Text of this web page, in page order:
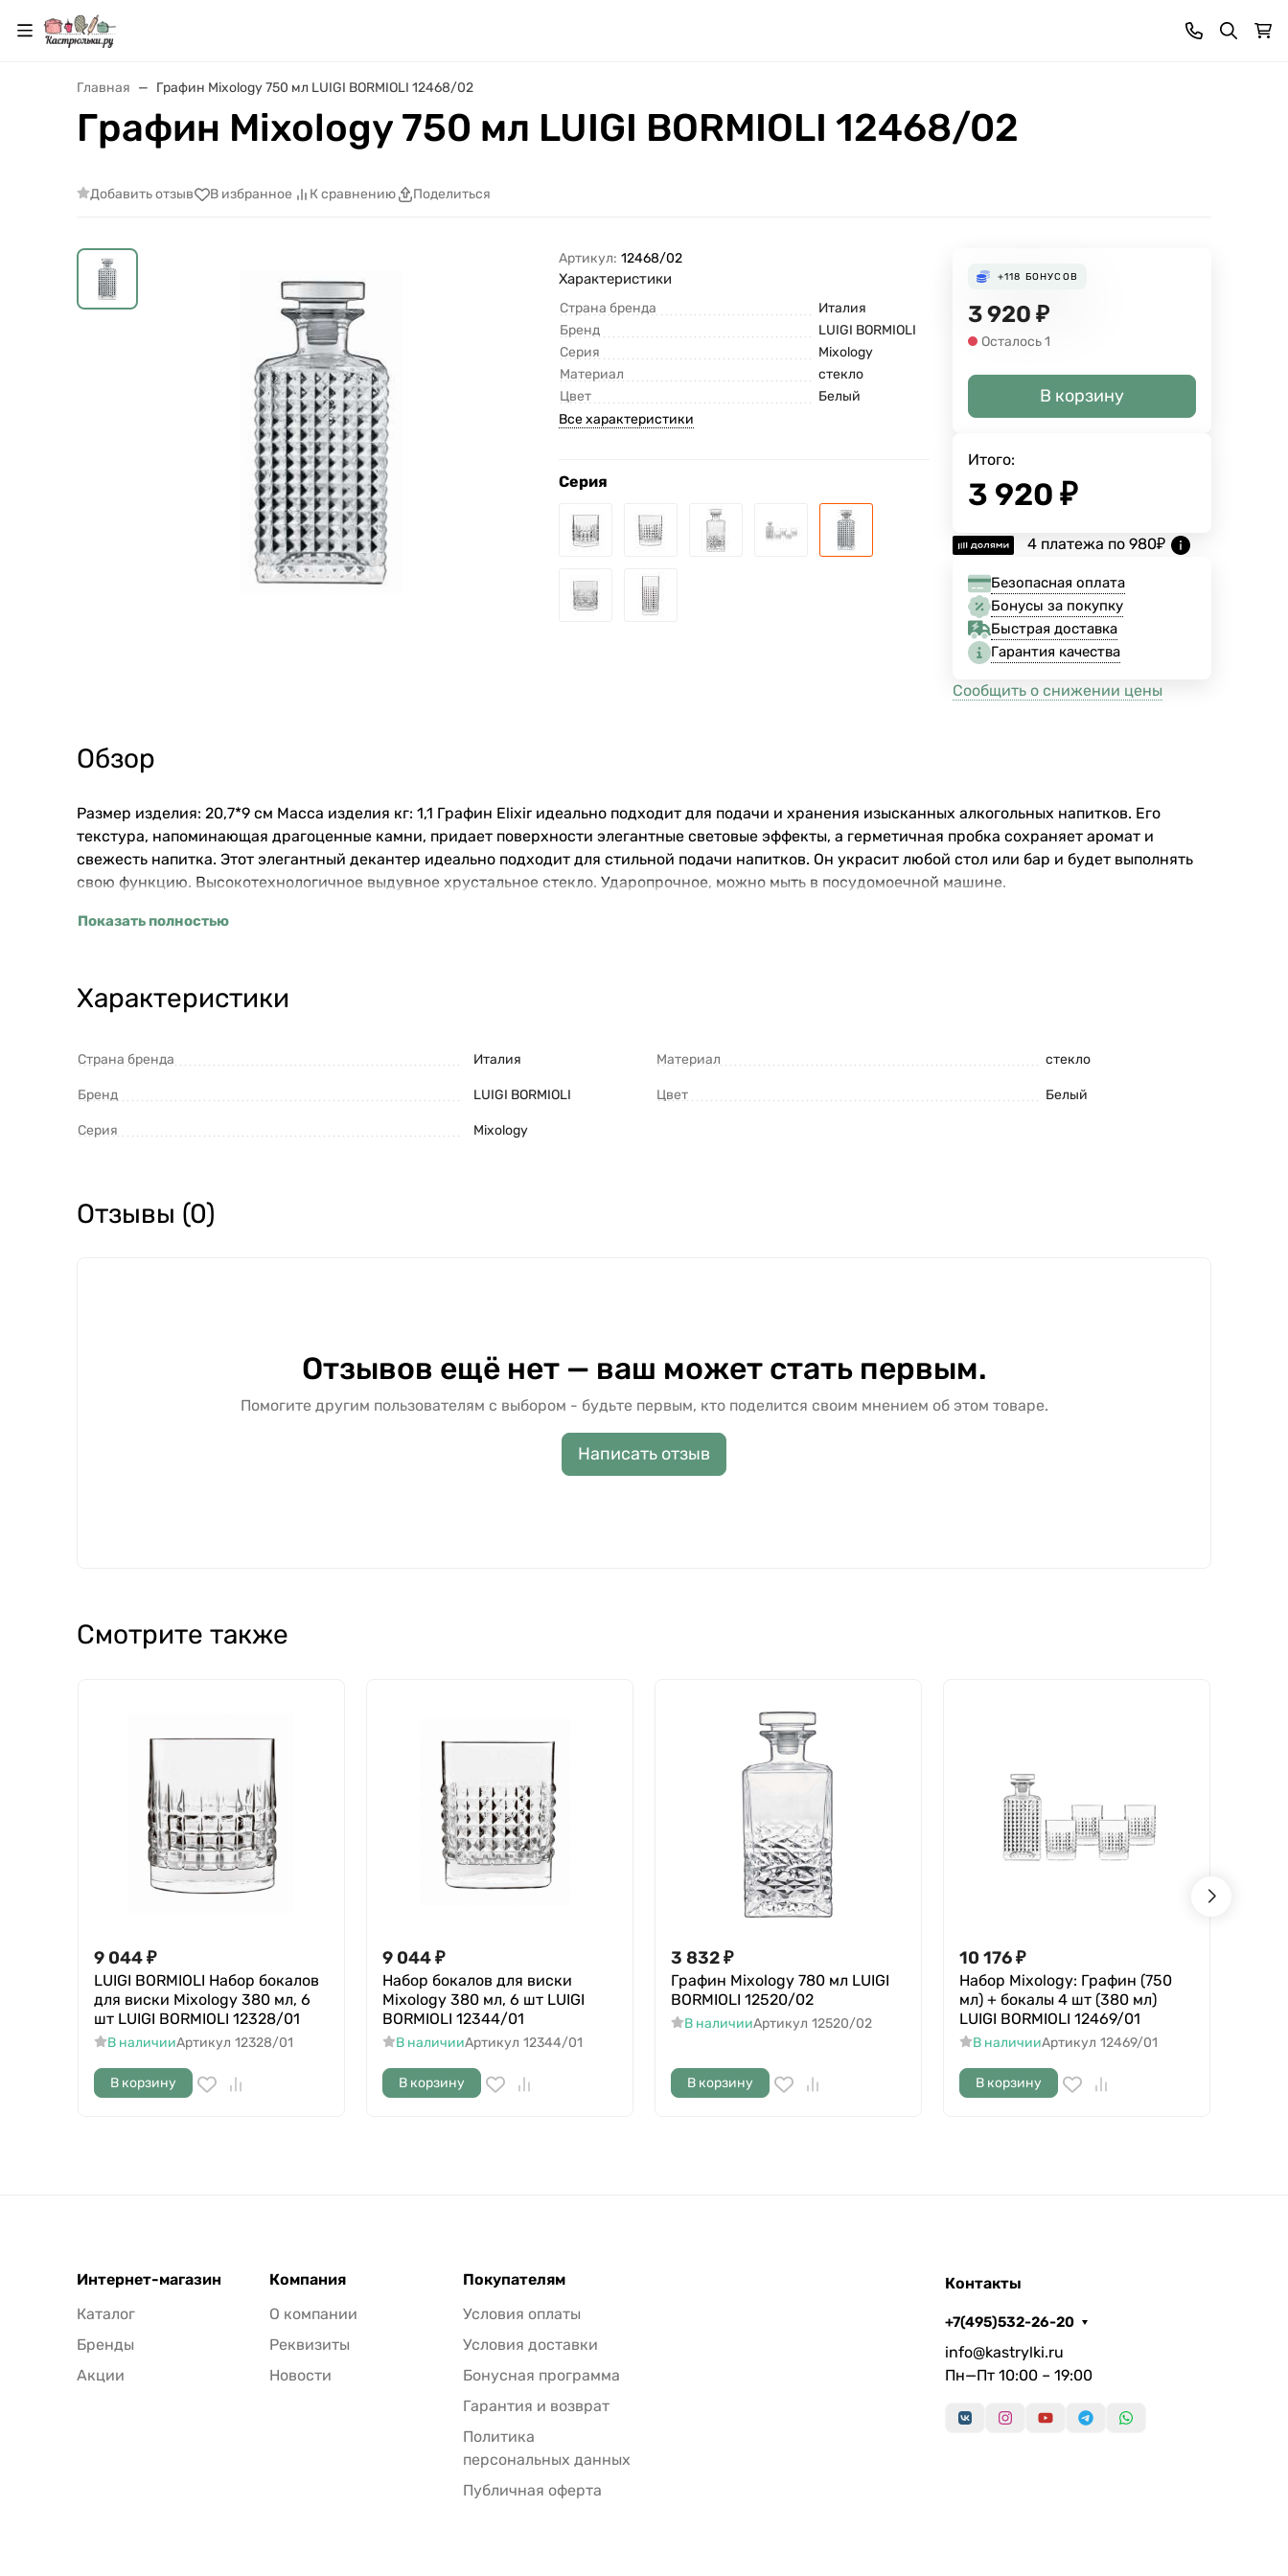
Главная Графин Mixology 750 мл LUIGI BORMIOLI 12468/02
Графин Mixology 750 мл LUIGI BORMIOLI 12468/02
Добавить отзыв В избранное К сравнению Поделиться
Артикул: 12468/02
Характеристики
Страна бренда
Италия
Бренд
LUIGI BORMIOLI
Серия
Mixology
Материал
стекло
Цвет
Белый
Все характеристики
Серия
+118 БОНУСОВ
3 920 ₽
Осталось 1
В корзину
Итого:
3 920 ₽
4 платежа по980₽
Безопасная оплата
Бонусы за покупку
Быстрая доставка
Гарантия качества
Сообщить о снижении цены
Обзор
Размер изделия: 20,7*9 см Масса изделия кг: 1,1 Графин Elixir идеально подходит для подачи и хранения изысканных алкогольных напитков. Его
текстура, напоминающая драгоценные камни, придает поверхности элегантные световые эффекты, а герметичная пробка сохраняет аромат и
свежесть напитка. Этот элегантный декантер идеально подходит для стильной подачи напитков. Он украсит любой стол или бар и будет выполнять
свою функцию. Высокотехнологичное выдувное хрустальное стекло. Ударопрочное, можно мыть в посудомоечной машине.
Показать полностью
Характеристики
Страна бренда Италия
Бренд LUIGI BORMIOLI
Серия Mixology
Материал стекло
Цвет Белый
Отзывы (0)
Отзывов ещё нет — ваш может стать первым.
Помогите другим пользователям с выбором - будьте первым, кто поделится своим мнением об этом товаре.
Написать отзыв
Смотрите также
9 044₽
LUIGI BORMIOLI Набор бокалов
для виски Mixology 380 мл, 6
шт LUIGI BORMIOLI 12328/01
В наличииАртикул 12328/01
В корзину
9 044₽
Набор бокалов для виски
Mixology 380 мл, 6 шт LUIGI
BORMIOLI 12344/01
В наличииАртикул 12344/01
В корзину
3 832₽
Графин Mixology 780 мл LUIGI
BORMIOLI 12520/02
В наличииАртикул 12520/02
В корзину
10 176₽
Набор Mixology: Графин (750
мл) + бокалы 4 шт (380 мл)
LUIGI BORMIOLI 12469/01
В наличииАртикул 12469/01
В корзину
Интернет-магазин
Каталог
Бренды
Акции
Компания
О компании
Реквизиты
Новости
Покупателям
Условия оплаты
Условия доставки
Бонусная программа
Гарантия и возврат
Политика
персональных данных
Публичная оферта
Контакты
+7(495)532-26-20
info@kastrylki.ru
Пн—Пт 10:00 – 19:00